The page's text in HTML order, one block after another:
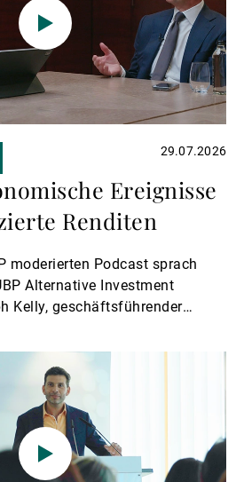
29.07.2026
Ereignisse
Renditen
moderierten Podcast sprach
Alternative Investment
Kelly, geschäftsführender
über zwei Themen, die
mit Anlegern prägen: den
Intelligenz und die
in einem unvorhersehbaren
zurechtzufinden.